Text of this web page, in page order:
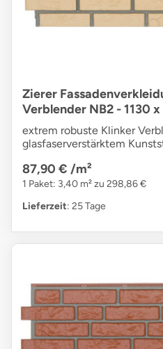
Zierer
Verblender NB2 - 1130
extrem robuste Klinker
glasfaserverstärktem
87,90 € /m²
1 Paket: 3,40 m² zu 298,86 €
Lieferzeit: 25 Tage